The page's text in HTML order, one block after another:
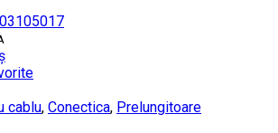
cablu, Conectica, Prelungitoare